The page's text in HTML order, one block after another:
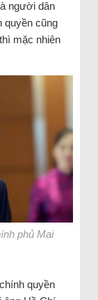
người dân
quyền cũng
mặc nhiên
phủ Mai
quyền